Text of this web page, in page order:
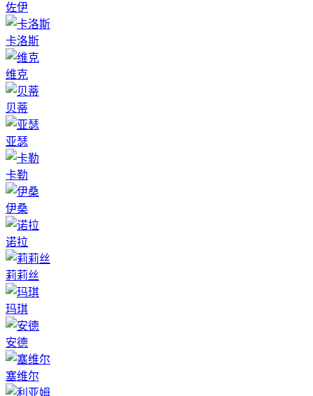
佐伊
卡洛斯
维克
贝蒂
亚瑟
卡勒
伊桑
诺拉
莉莉丝
玛琪
安德
塞维尔